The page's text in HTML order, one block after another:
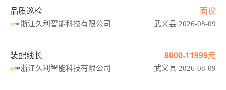
品质巡检 面议
浙江久利智能科技有限公司 武义县 2026-08-09
装配线长 8000-11999元
浙江久利智能科技有限公司 武义县 2026-08-09